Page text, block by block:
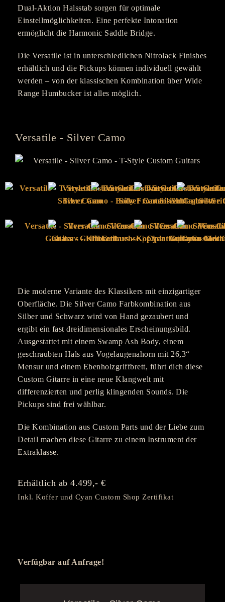
Dual-Aktion Halsstab sorgen für optimale
Einstellmöglichkeiten. Eine perfekte Intonation
ermöglicht die Harmonic Saddle Bridge.
Die Versatile ist in unterschiedlichen Nitrolack Finishes
erhältlich und die Pickups können individuell gewählt
werden – von der klassischen Kombination über Wide
Range Humbucker ist alles möglich.
Versatile - Silver Camo
Die moderne Variante des Klassikers mit einzigartiger
Oberfläche. Die Silver Camo Farbkombination aus
Silber und Schwarz wird von Hand gezaubert und
ergibt ein fast dreidimensionales Erscheinungsbild.
Ausgestattet mit einem Swamp Ash Body, einem
geschraubten Hals aus Vogelaugenahorn mit 26,3“
Mensur und einem Ebenholzgriffbrett, führt dich diese
Custom Gitarre in eine neue Klangwelt mit
differenzierten und perlig klingenden Sounds. Die
Pickups sind frei wählbar.
Die Kombination aus Custom Parts und der Liebe zum
Detail machen diese Gitarre zu einem Instrument der
Extraklasse.
Erhältlich ab 4.499,- €
Inkl. Koffer und Cyan Custom Shop Zertifikat
Verfügbar auf Anfrage!